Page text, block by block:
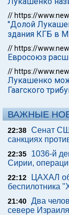
// https://
"Долой
здания КГБ в
// https://
Евросоюз
// https://
Лукашенко
Гаагского
ВАЖНЫЕ
22:38 Сенат
санкциях
22:35
1036-й
Сирии,
22:12
ЦАХАЛ
беспилотника
21:40 Два
севере Израиля